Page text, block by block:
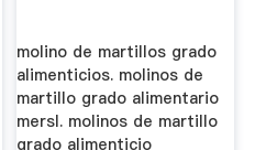
molino de martillos grado
alimenticios. molinos de
martillo grado alimentario
mersl. molinos de martillo
grado alimenticio